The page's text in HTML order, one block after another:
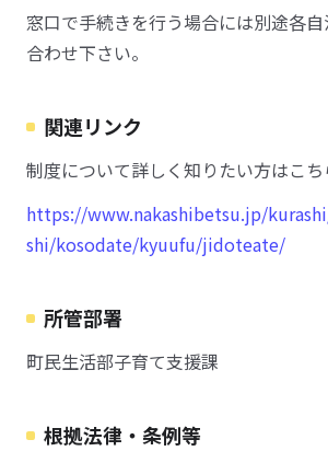
窓口で手続きを行う場合には別途各
合わせ下さい。
関連リンク
制度について詳しく知りたい方はこち
https://www.nakashibetsu.jp/
shi/kosodate/kyuufu/jidoteate/
所管部署
町民生活部子育て支援課
根拠法律・条例等